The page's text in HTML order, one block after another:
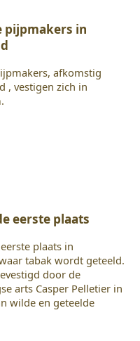
pijpmakers in
afkomstig
, vestigen zich in
eerste plaats
plaats in
tabak wordt geteeld.
door de
arts Casper Pelletier in
wilde en geteelde